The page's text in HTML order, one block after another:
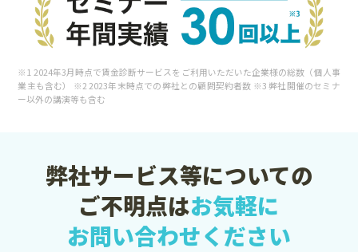
※1 2024年3月時点で賃金診断サービスをご利用いただいた企業様の総数（個人事
業主も含む） ※2 2023年末時点での弊社との顧問契約者数 ※3 弊社開催のセミナ
ー以外の講演等も含む
弊社サービス等についての
ご不明点はお気軽に
お問い合わせください